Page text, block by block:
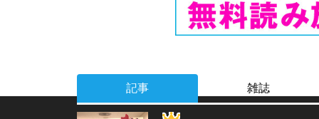
記事 雑誌